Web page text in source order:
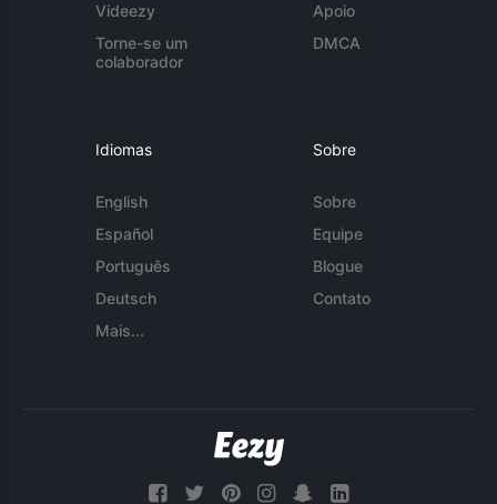
Videezy
Torne-se um
colaborador
Apoio
DMCA
Idiomas
English
Español
Português
Deutsch
Mais...
Sobre
Sobre
Equipe
Blogue
Contato